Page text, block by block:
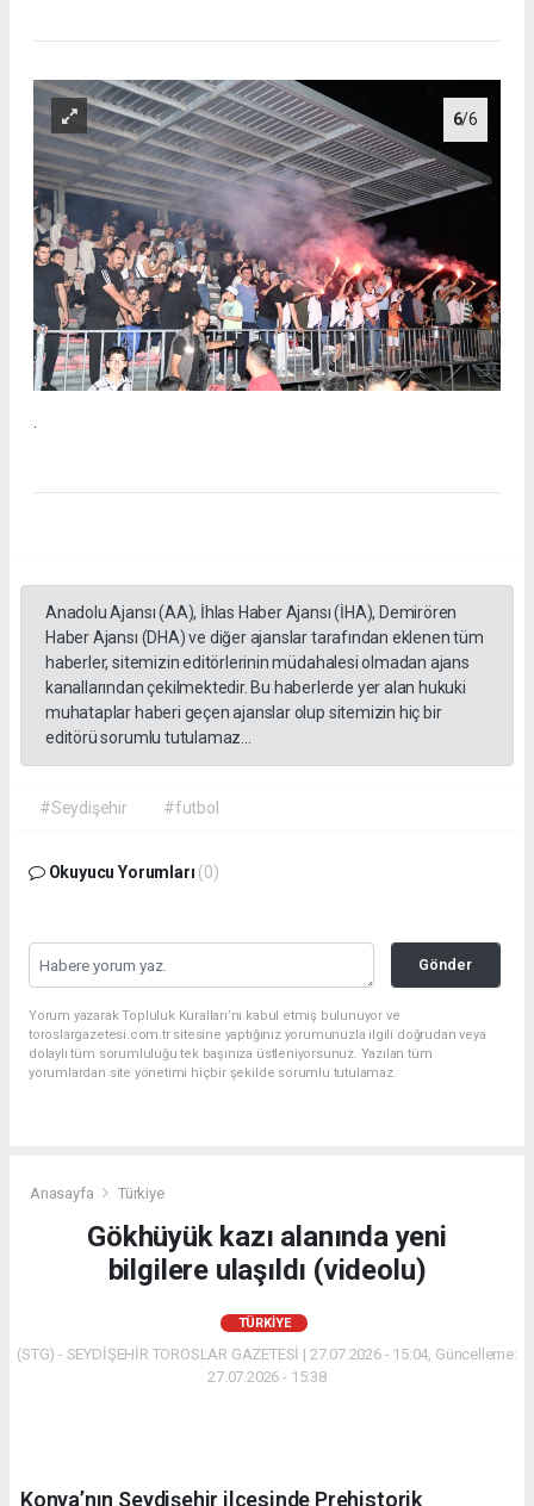
6/6
.
Anadolu Ajansı (AA), İhlas Haber Ajansı (İHA), Demirören
Haber Ajansı (DHA) ve diğer ajanslar tarafından eklenen tüm
haberler, sitemizin editörlerinin müdahalesi olmadan ajans
kanallarından çekilmektedir. Bu haberlerde yer alan hukuki
muhataplar haberi geçen ajanslar olup sitemizin hiç bir
editörü sorumlu tutulamaz...
#Seydişehir #futbol
Okuyucu Yorumları (0)
Gönder
Yorum yazarak Topluluk Kuralları’nı kabul etmiş bulunuyor ve
toroslargazetesi.com.tr sitesine yaptığınız yorumunuzla ilgili doğrudan veya
dolaylı tüm sorumluluğu tek başınıza üstleniyorsunuz. Yazılan tüm
yorumlardan site yönetimi hiçbir şekilde sorumlu tutulamaz.
Anasayfa Türkiye
Gökhüyük kazı alanında yeni
bilgilere ulaşıldı (videolu)
TÜRKIYE
(STG) - SEYDİŞEHİR TOROSLAR GAZETESİ | 27.07.2026 - 15:04, Güncelleme:
27.07.2026 - 15:38
Konya’nın Seydişehir ilçesinde Prehistorik